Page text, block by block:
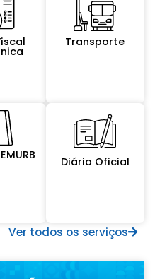
Transporte
Diário Oficial
Ver todos os serviços